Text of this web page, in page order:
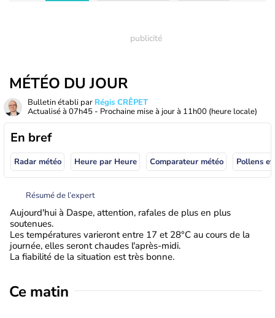
MÉTÉO DU JOUR
Bulletin établi par Régis CRÊPET
Actualisé à 07h45 - Prochaine mise à jour à 11h00 (heure locale)
En bref
Radar météo Heure par Heure Comparateur météo Pollens
Résumé de l’expert
Aujourd'hui à Daspe, attention, rafales de plus en plus
soutenues.
Les températures varieront entre 17 et 28°C au cours de la
journée, elles seront chaudes l'après-midi.
La fiabilité de la situation est très bonne.
Ce matin